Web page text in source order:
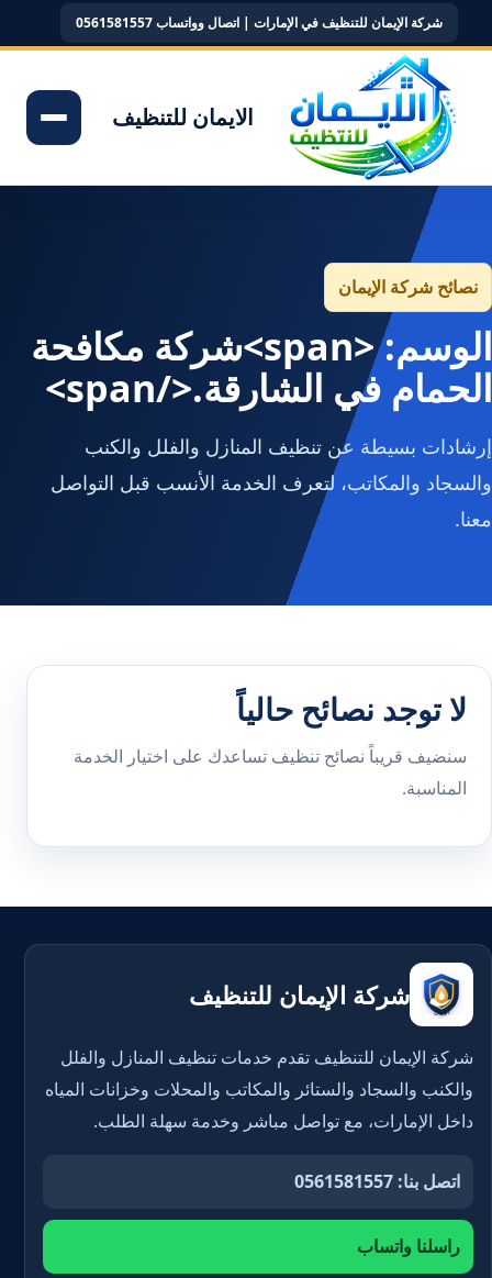
شركة الإيمان للتنظيف في الإمارات | اتصال وواتساب 0561581557
الايمان للتنظيف
نصائح شركة الإيمان
الوسم: <span>شركة مكافحة
الحمام في الشارقة.</span>
إرشادات بسيطة عن تنظيف المنازل والفلل والكنب
والسجاد والمكاتب، لتعرف الخدمة الأنسب قبل التواصل
معنا.
لا توجد نصائح حالياً
سنضيف قريباً نصائح تنظيف تساعدك على اختيار الخدمة
المناسبة.
شركة الإيمان للتنظيف
شركة الإيمان للتنظيف تقدم خدمات تنظيف المنازل والفلل
والكنب والسجاد والستائر والمكاتب والمحلات وخزانات المياه
داخل الإمارات، مع تواصل مباشر وخدمة سهلة الطلب.
اتصل بنا: 0561581557
راسلنا واتساب